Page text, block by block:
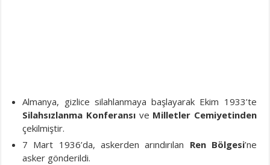
Almanya, gizlice silahlanmaya başlayarak Ekim 1933’te
Silahsızlanma Konferansıve Milletler Cemiyetinden
çekilmiştir.
7 Mart 1936’da, askerden arındırılan Ren Bölgesi’ne
asker gönderildi.